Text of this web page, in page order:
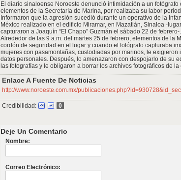
El diario sinaloense Noroeste denunció intimidación a un fotógrafo
elementos de la Secretaría de Marina, por realizaba su labor
Informaron que la agresión sucedió durante un operativo de la
México realizado en el edificio Miramar, en Mazatlán, Sinaloa -
capturaron a Joaquín “El Chapo” Guzmán el sábado 22 de febrero-.
Alrededor de las 9 a.m. del martes 25 de febrero, elementos de la
cordón de seguridad en el lugar y cuando el fotógrafo capturaba
mujeres con pasamontañas, custodiadas por marinos, le exigieron
datos personales. Después, lo amenazaron con despojarlo de su
las fotografías y le obligaron a borrar los archivos fotográficos de la
Enlace A Fuente De Noticias
http://www.noroeste.com.mx/
Credibilidad: 0
Deje Un Comentario
Nombre:
Correo Electrónico: